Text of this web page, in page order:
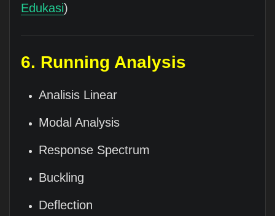
Edukasi)
6. Running Analysis
Analisis Linear
Modal Analysis
Response Spectrum
Buckling
Deflection